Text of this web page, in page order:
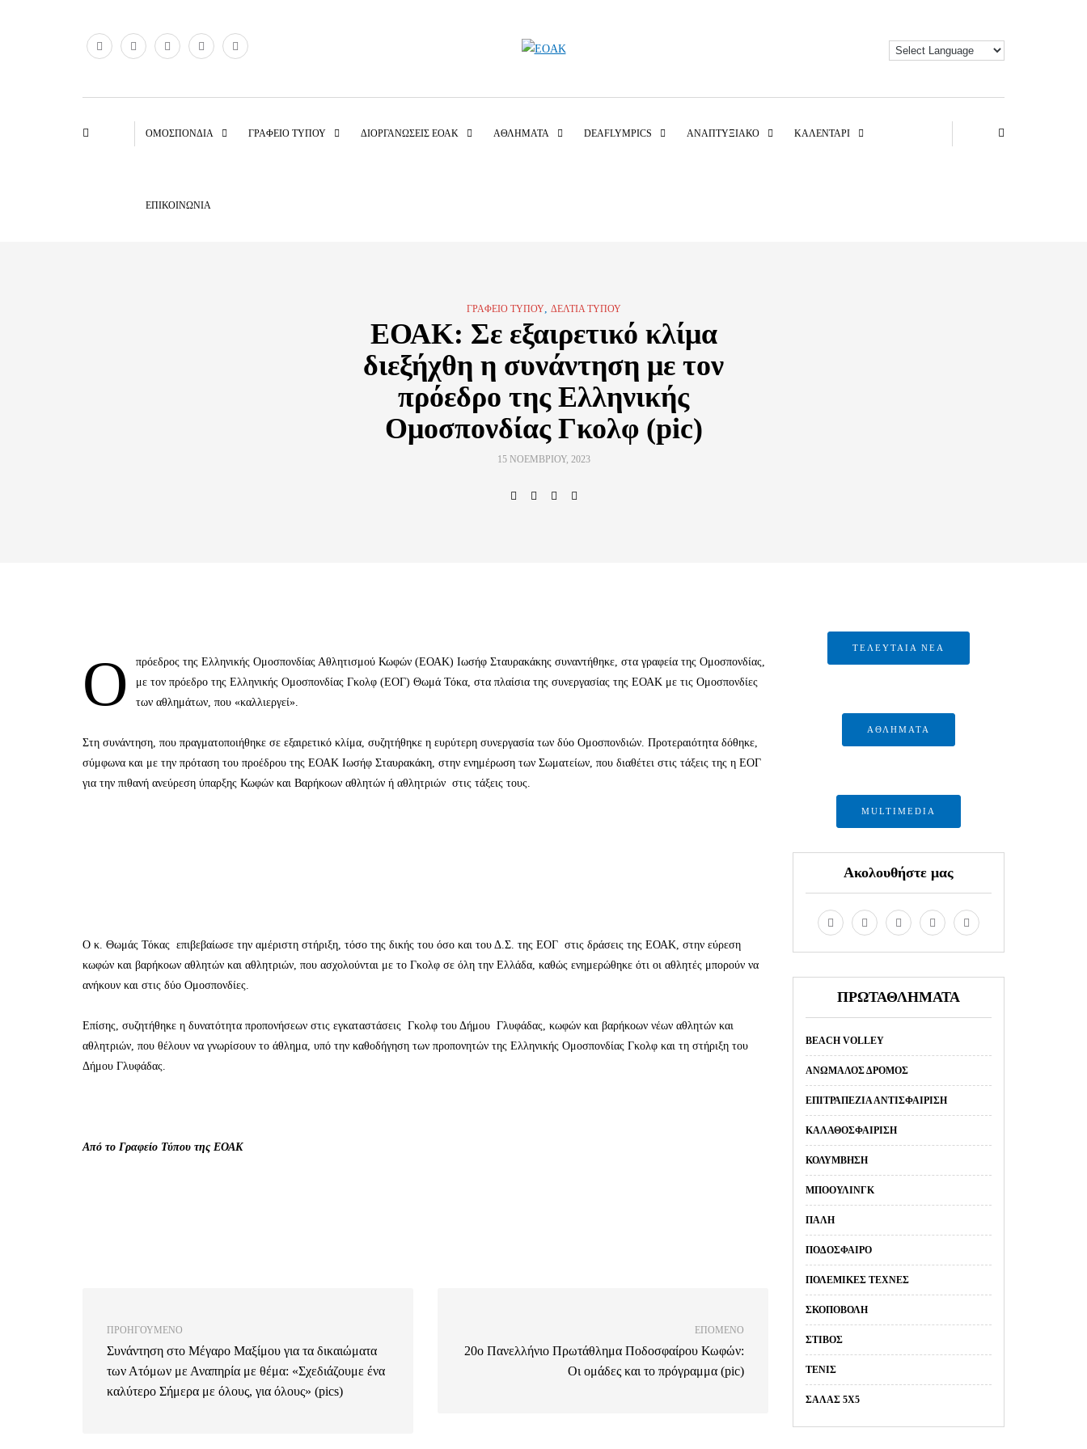
ΟΜΟΣΠΟΝΔΊΑ ΓΡΑΦΕΊΟ ΤΎΠΟΥ ΔΙΟΡΓΑΝΏΣΕΙΣ ΕΟΑΚ ΑΘΛΉΜΑΤΑ DEAFLYMPICS ΑΝΑΠΤΥΞΙΑΚΌ ΚΑΛΕΝΤΆΡΙ
ΕΠΙΚΟΙΝΩΝΊΑ
ΓΡΑΦΕΊΟ ΤΎΠΟΥ, ΔΕΛΤΊΑ ΤΎΠΟΥ
ΕΟΑΚ: Σε εξαιρετικό κλίμα
διεξήχθη η συνάντηση με τον
πρόεδρο της Ελληνικής
Ομοσπονδίας Γκολφ (pic)
15 ΝΟΕΜΒΡΊΟΥ, 2023
Ο
πρόεδρος της Ελληνικής Ομοσπονδίας Αθλητισμού Κωφών (ΕΟΑΚ) Ιωσήφ Σταυρακάκης συναντήθηκε, στα γραφεία της Ομοσπονδίας,
με τον πρόεδρο της Ελληνικής Ομοσπονδίας Γκολφ (ΕΟΓ) Θωμά Τόκα, στα πλαίσια της συνεργασίας της ΕΟΑΚ με τις Ομοσπονδίες
των αθλημάτων, που «καλλιεργεί».
Στη συνάντηση, που πραγματοποιήθηκε σε εξαιρετικό κλίμα, συζητήθηκε η ευρύτερη συνεργασία των δύο Ομοσπονδιών. Προτεραιότητα δόθηκε,
σύμφωνα και με την πρόταση του προέδρου της ΕΟΑΚ Ιωσήφ Σταυρακάκη, στην ενημέρωση των Σωματείων, που διαθέτει στις τάξεις της η ΕΟΓ
για την πιθανή ανεύρεση ύπαρξης Κωφών και Βαρήκοων αθλητών ή αθλητριών στις τάξεις τους.
Ο κ. Θωμάς Τόκας επιβεβαίωσε την αμέριστη στήριξη, τόσο της δικής του όσο και του Δ.Σ. της ΕΟΓ στις δράσεις της ΕΟΑΚ, στην εύρεση
κωφών και βαρήκοων αθλητών και αθλητριών, που ασχολούνται με το Γκολφ σε όλη την Ελλάδα, καθώς ενημερώθηκε ότι οι αθλητές μπορούν να
ανήκουν και στις δύο Ομοσπονδίες.
Επίσης, συζητήθηκε η δυνατότητα προπονήσεων στις εγκαταστάσεις Γκολφ του Δήμου Γλυφάδας, κωφών και βαρήκοων νέων αθλητών και
αθλητριών, που θέλουν να γνωρίσουν το άθλημα, υπό την καθοδήγηση των προπονητών της Ελληνικής Ομοσπονδίας Γκολφ και τη στήριξη του
Δήμου Γλυφάδας.
Από το Γραφείο Τύπου της ΕΟΑΚ
ΠΡΟΗΓΟΎΜΕΝΟ
Συνάντηση στο Μέγαρο Μαξίμου για τα δικαιώματα
των Ατόμων με Αναπηρία με θέμα: «Σχεδιάζουμε ένα
καλύτερο Σήμερα με όλους, για όλους» (pics)
ΕΠΌΜΕΝΟ
20ο Πανελλήνιο Πρωτάθλημα Ποδοσφαίρου Κωφών:
Οι ομάδες και το πρόγραμμα (pic)
ΤΕΛΕΥΤΑΙΑ ΝΕΑ
ΑΘΛΗΜΑΤΑ
MULTIMEDIA
Ακολουθήστε μας
ΠΡΩΤΑΘΛΗΜΑΤΑ
BEACH VOLLEY
ΑΝΏΜΑΛΟΣ ΔΡΌΜΟΣ
ΕΠΙΤΡΑΠΈΖΙΑ ΑΝΤΙΣΦΑΊΡΙΣΗ
ΚΑΛΑΘΟΣΦΑΊΡΙΣΗ
ΚΟΛΎΜΒΗΣΗ
ΜΠΌΟΥΛΙΝΓΚ
ΠΆΛΗ
ΠΟΔΌΣΦΑΙΡΟ
ΠΟΛΕΜΙΚΈΣ ΤΈΧΝΕΣ
ΣΚΟΠΟΒΟΛΉ
ΣΤΊΒΟΣ
ΤΈΝΙΣ
ΣΑΛΑΣ 5Χ5